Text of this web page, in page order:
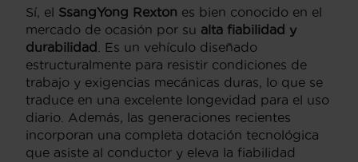
Sí, el SsangYong Rexton es bien conocido en el
mercado de ocasión por su alta fiabilidad y
durabilidad
. Es un vehículo diseñado
estructuralmente para resistir condiciones de
trabajo y exigencias mecánicas duras, lo que se
traduce en una excelente longevidad para el uso
diario. Además, las generaciones recientes
incorporan una completa dotación tecnológica
que asiste al conductor y eleva la fiabilidad